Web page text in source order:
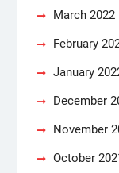
March 2022
February
January
December
November
October